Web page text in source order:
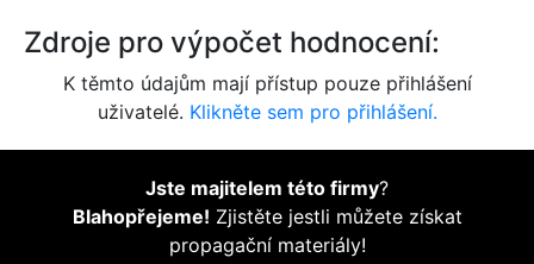
Zdroje pro výpočet hodnocení:
K těmto údajům mají přístup pouze přihlášení
uživatelé. Klikněte sem pro přihlášení.
Jste majitelem této firmy?
Blahopřejeme! Zjistěte jestli můžete získat
propagační materiály!